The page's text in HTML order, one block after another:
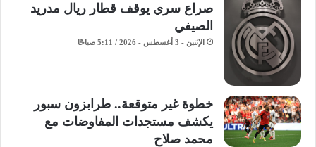
صراع سري يوقف قطار ريال مدريد
الصيفي
الإثنين - 3 أغسطس - 2026 / 5:11 صباحًا
خطوة غير متوقعة.. طرابزون سبور
يكشف مستجدات المفاوضات مع
محمد صلاح